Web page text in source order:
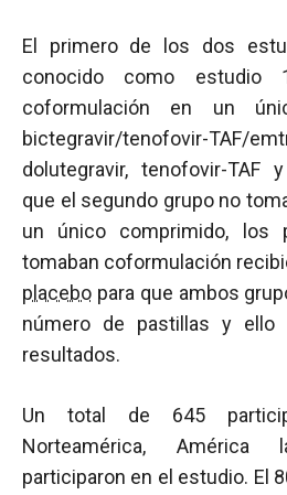
El primero de los dos
conocido como estudio
coformulación en un
bictegravir/tenofovir-
dolutegravir, tenofovir-TAF
que el segundo grupo no
un único comprimido, los
tomaban coformulación
placebo para que ambos
número de pastillas y ello
resultados.
Un total de 645
Norteamérica,
participaron en el estudio. El